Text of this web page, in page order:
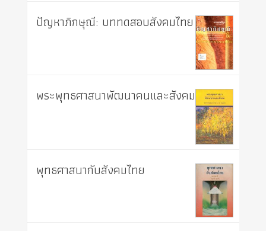
ปัญหาภิกษุณี: บททดสอบสังคมไทย
พระพุทธศาสนาพัฒนาคนและสังคม
พุทธศาสนากับสังคมไทย